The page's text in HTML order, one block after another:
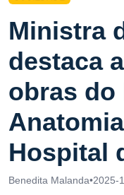
Ministra
destaca
obras
Hospital
Benedita Malanda•2025-